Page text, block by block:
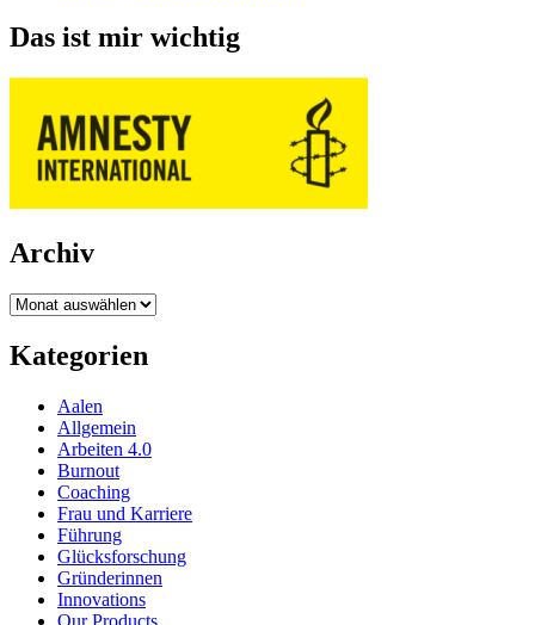
Das ist mir wichtig
Archiv
Archiv
Kategorien
Aalen
Allgemein
Arbeiten 4.0
Burnout
Coaching
Frau und Karriere
Führung
Glücksforschung
Gründerinnen
Innovations
Our Products